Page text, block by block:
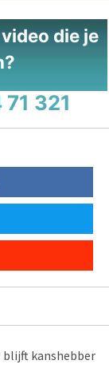
die je
321
blijft kanshebber